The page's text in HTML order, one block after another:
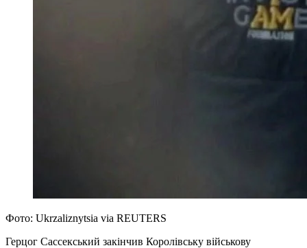
Фото: Ukrzaliznytsia via REUTERS
Герцог Сассекський закінчив Королівську військову